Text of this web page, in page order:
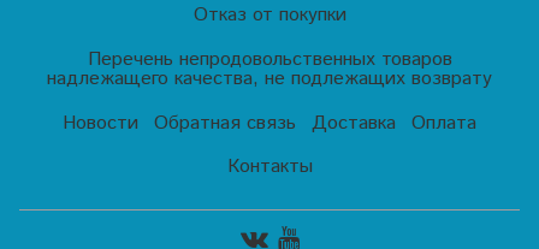
Отказ от покупки
Перечень непродовольственных товаров
надлежащего качества, не подлежащих возврату
Новости
Обратная связь Доставка
Оплата
Контакты